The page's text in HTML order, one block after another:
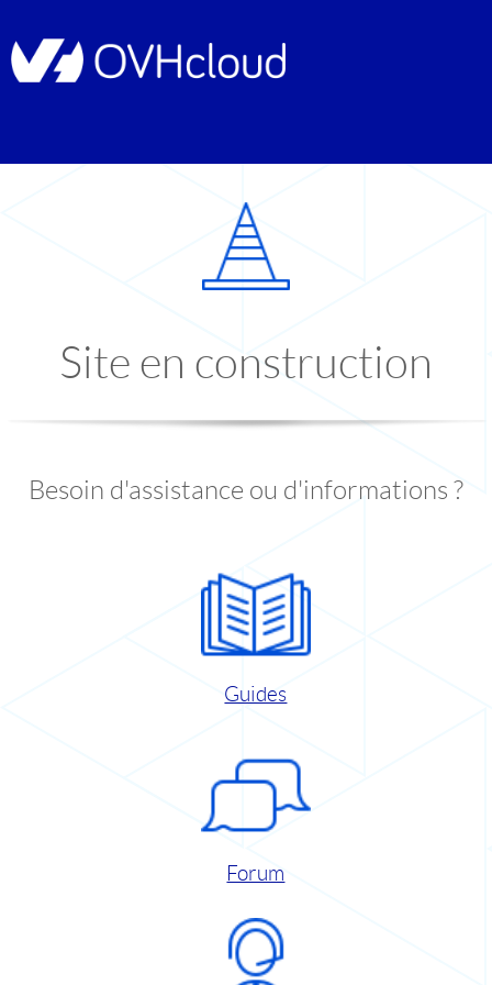
Site en construction
Besoin d'assistance ou d'informations ?
Guides
Forum